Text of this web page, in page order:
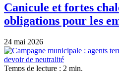
Canicule et fortes
obligations pour les
24 mai 2026
Temps de lecture : 2 min.